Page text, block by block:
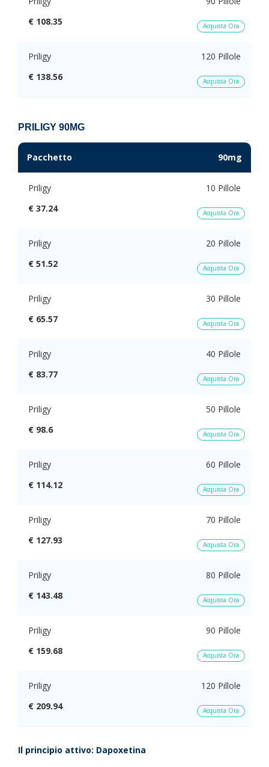
€ 108.35
Acquista Ora
Priligy
120 Pillole
€ 138.56
Acquista Ora
PRILIGY 90MG
Pacchetto 90mg
Priligy
10 Pillole
€ 37.24
Acquista Ora
Priligy
20 Pillole
€ 51.52
Acquista Ora
Priligy
30 Pillole
€ 65.57
Acquista Ora
Priligy
40 Pillole
€ 83.77
Acquista Ora
Priligy
50 Pillole
€ 98.6
Acquista Ora
Priligy
60 Pillole
€ 114.12
Acquista Ora
Priligy
70 Pillole
€ 127.93
Acquista Ora
Priligy
80 Pillole
€ 143.48
Acquista Ora
Priligy
90 Pillole
€ 159.68
Acquista Ora
Priligy
120 Pillole
€ 209.94
Acquista Ora
Il principio attivo: Dapoxetina